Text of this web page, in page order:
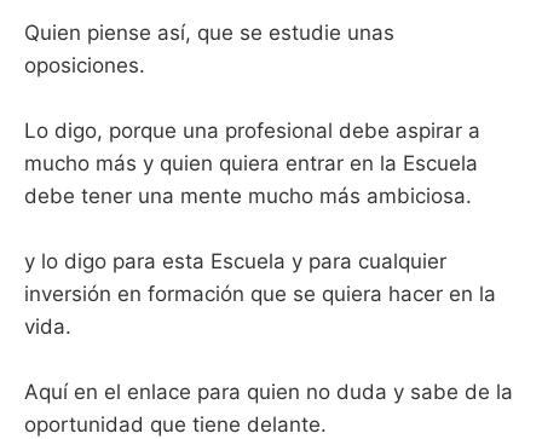
Quien piense así, que se estudie unas
oposiciones.
Lo digo, porque una profesional debe aspirar a
mucho más y quien quiera entrar en la Escuela
debe tener una mente mucho más ambiciosa.
y lo digo para esta Escuela y para cualquier
inversión en formación que se quiera hacer en la
vida.
Aquí en el enlace para quien no duda y sabe de la
oportunidad que tiene delante.